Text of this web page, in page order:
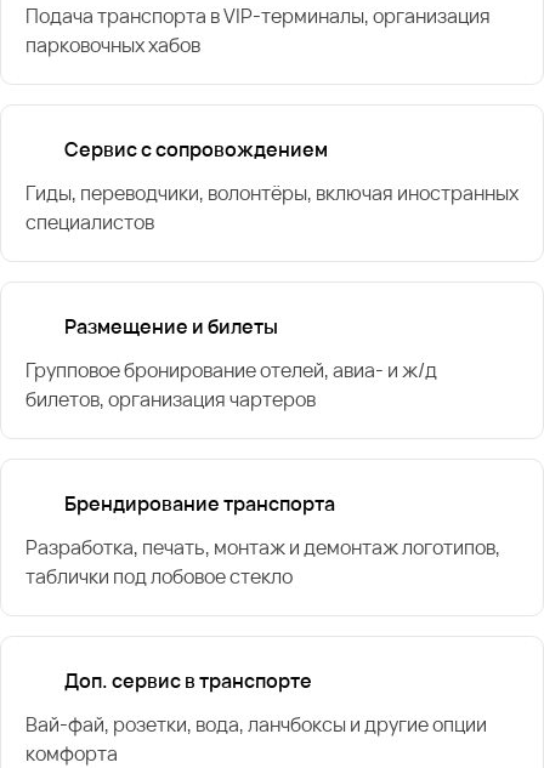
Подача транспорта в VIP-терминалы, организация
парковочных хабов
Сервис с сопровождением
Гиды, переводчики, волонтёры, включая иностранных
специалистов
Размещение и билеты
Групповое бронирование отелей, авиа- и ж/д
билетов, организация чартеров
Брендирование транспорта
Разработка, печать, монтаж и демонтаж логотипов,
таблички под лобовое стекло
Доп. сервис в транспорте
Вай-фай, розетки, вода, ланчбоксы и другие опции
комфорта